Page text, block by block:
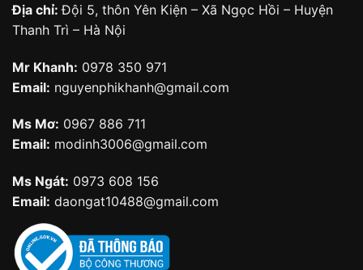
Địa chỉ:Đội 5, thôn Yên Kiện – Xã Ngọc Hồi – Huyện
Thanh Trì – Hà Nội
Mr Khanh: 0978 350 971
Email: nguyenphikhanh@gmail.com
Ms Mơ: 0967 886 711
Email: modinh3006@gmail.com
Ms Ngát: 0973 608 156
Email: daongat10488@gmail.com